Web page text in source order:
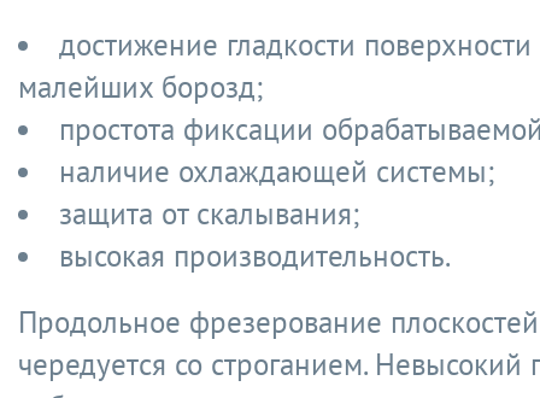
достижение гладкости поверхности
малейших борозд;
простота фиксации
наличие охлаждающей системы;
защита от скалывания;
высокая производительность.
Продольное фрезерование
чередуется со строганием. Невысокий